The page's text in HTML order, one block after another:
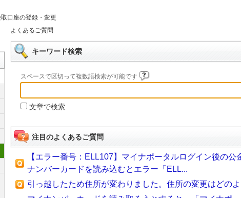
口座の登録・変更
よくあるご質問
キーワード検索
スペースで区切って複数語検索が可能です
文章で検索
注目のよくあるご質問
【エラー番号：ELL107】マイナポータルログイン後の公
ナンバーカードを読み込むとエラー「ELL...
引っ越したため住所が変わりました。住所の変更はどの